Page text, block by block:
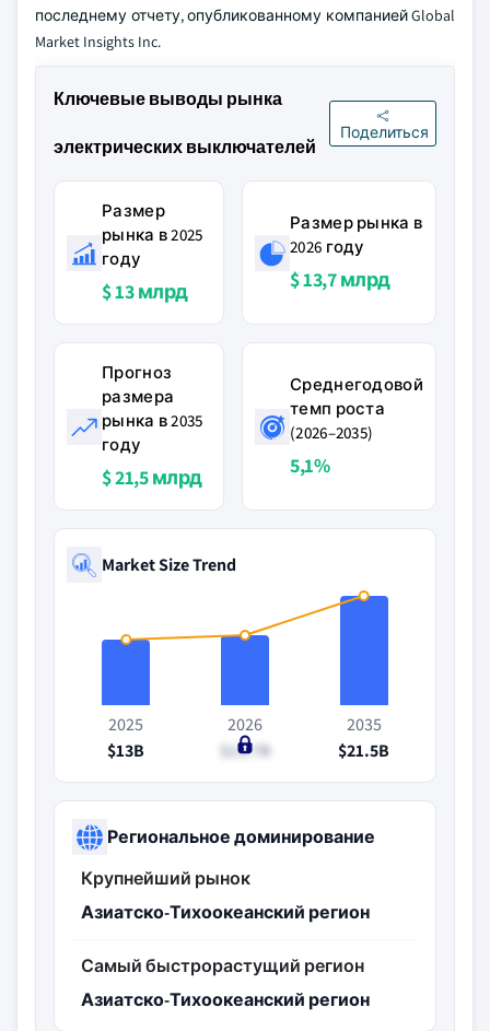
последнему отчету, опубликованному компанией Global
Market Insights Inc.
Ключевые выводы рынка
электрических выключателей
Поделиться
Размер
рынка в 2025
году
$ 13 млрд
Размер рынка в
2026 году
$ 13,7 млрд
Прогноз
размера
рынка в 2035
году
$ 21,5 млрд
Среднегодовой
темп роста
(2026–2035)
5,1%
Market Size Trend
2025
$13B
2026
$13.7B
2035
$21.5B
Региональное доминирование
Крупнейший рынок
Азиатско-Тихоокеанский регион
Самый быстрорастущий регион
Азиатско-Тихоокеанский регион